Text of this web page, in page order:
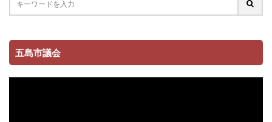
五島市議会
動